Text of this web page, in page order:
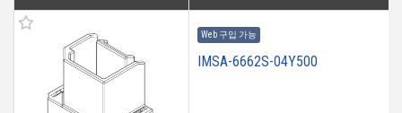
Web 구입 가능
IMSA-6662S-04Y500